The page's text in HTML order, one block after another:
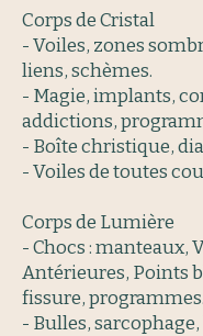
Corps de Cristal
- Voiles, zones
liens, schèmes.
- Magie, implants,
addictions,
- Boîte christique,
- Voiles de toutes
Corps de Lumière
- Chocs : manteaux,
Antérieures, Points
fissure, programmes.
- Bulles,